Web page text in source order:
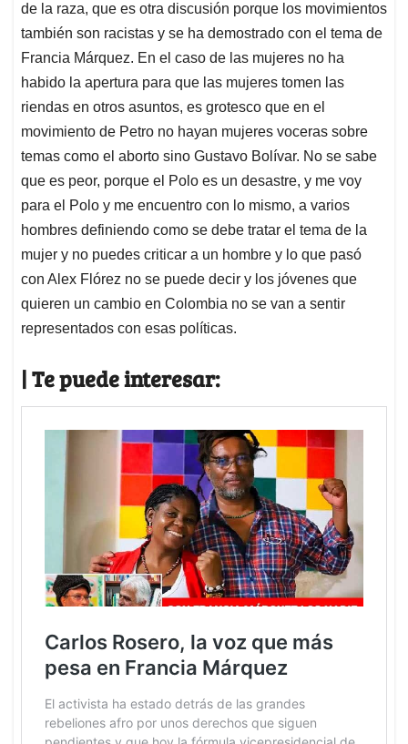
de la raza, que es otra discusión porque los movimientos
también son racistas y se ha demostrado con el tema de
Francia Márquez. En el caso de las mujeres no ha
habido la apertura para que las mujeres tomen las
riendas en otros asuntos, es grotesco que en el
movimiento de Petro no hayan mujeres voceras sobre
temas como el aborto sino Gustavo Bolívar. No se sabe
que es peor, porque el Polo es un desastre, y me voy
para el Polo y me encuentro con lo mismo, a varios
hombres definiendo como se debe tratar el tema de la
mujer y no puedes criticar a un hombre y lo que pasó
con Alex Flórez no se puede decir y los jóvenes que
quieren un cambio en Colombia no se van a sentir
representados con esas políticas.
| Te puede interesar: